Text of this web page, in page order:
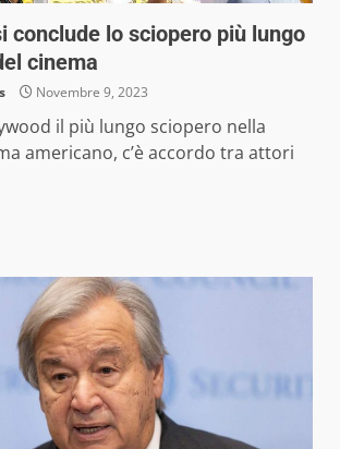
conclude lo sciopero più lungo
cinema
Novembre 9, 2023
il più lungo sciopero nella
americano, c’è accordo tra attori